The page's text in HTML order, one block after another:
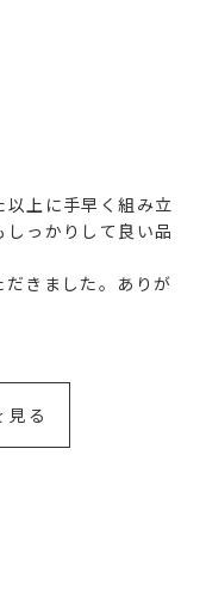
上に手早く組み立
っかりして良い品
きました。ありが
る